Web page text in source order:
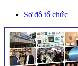
Sơ đồ tổ chức